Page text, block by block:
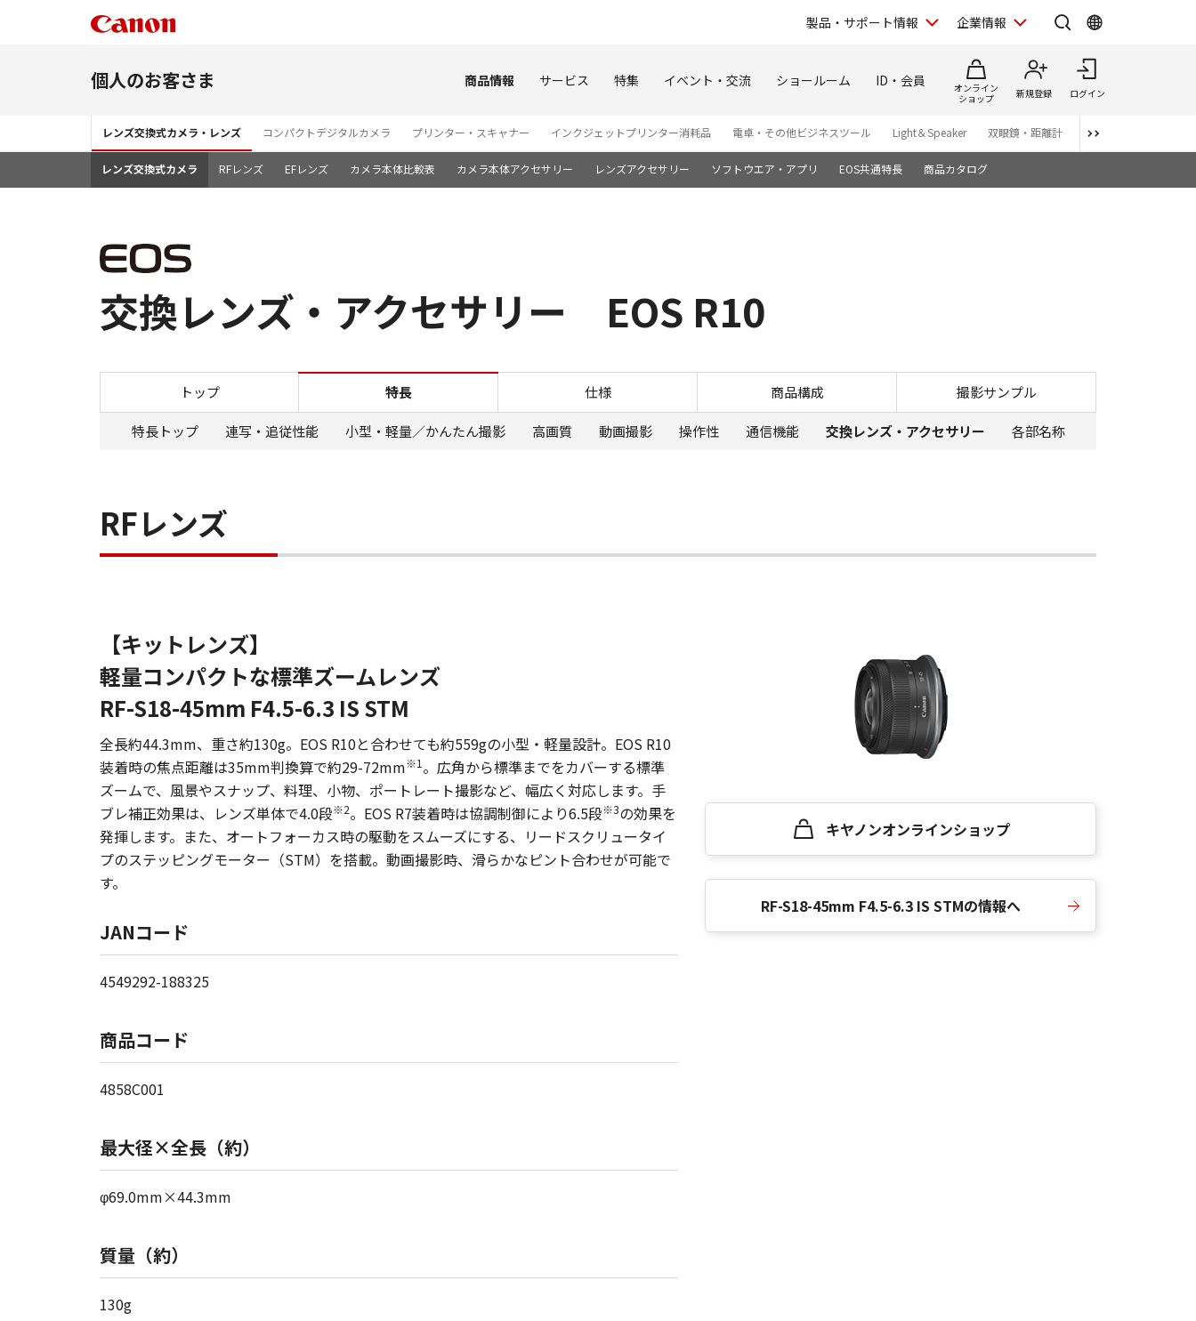
製品・サポート情報 企業情報
個人のお客さま 商品情報 サービス 特集 イベント・交流 ショールーム ID・会員
オンライン
ショップ
新規登録 ログイン
レンズ交換式カメラ・レンズ コンパクトデジタルカメラ プリンター・スキャナー インクジェットプリンター消耗品 電卓・その他ビジネスツール Light＆Speaker 双眼鏡・距離計 写真集
レンズ交換式カメラ RFレンズ EFレンズ カメラ本体比較表 カメラ本体アクセサリー レンズアクセサリー ソフトウエア・アプリ EOS共通特長 商品カタログ
交換レンズ・アクセサリー EOS R10
交換レンズ・アクセサリー EOS R10
トップ 特長 仕様 商品構成 撮影サンプル
特長トップ 連写・追従性能 小型・軽量／かんたん撮影 高画質 動画撮影 操作性 通信機能 交換レンズ・アクセサリー 各部名称
RFレンズ
【キットレンズ】
軽量コンパクトな標準ズームレンズ
RF-S18-45mm F4.5-6.3 IS STM
全長約44.3mm、重さ約130g。EOS R10と合わせても約559gの小型・軽量設計。EOS R10
装着時の焦点距離は35mm判換算で約29-72mm※1 。広角から標準までをカバーする標準
ズームで、風景やスナップ、料理、小物、ポートレート撮影など、幅広く対応します。手
ブレ補正効果は、レンズ単体で4.0段※2。EOS R7装着時は協調制御により6.5段※3の効果を
発揮します。また、オートフォーカス時の駆動をスムーズにする、リードスクリュータイ
プのステッピングモーター（STM）を搭載。動画撮影時、滑らかなピント合わせが可能で
す。
JANコード
4549292-188325
商品コード
4858C001
最大径×全長（約）
φ69.0mm×44.3mm
質量（約）
130g
キヤノンオンラインショップ
RF-S18-45mm F4.5-6.3 IS STMの情報へ